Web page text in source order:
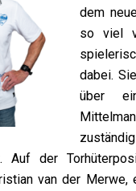
dem
so viel
dabei.
über
Auf der
van der Merwe,